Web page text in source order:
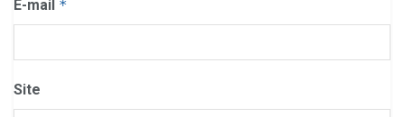
E-mail *
Site